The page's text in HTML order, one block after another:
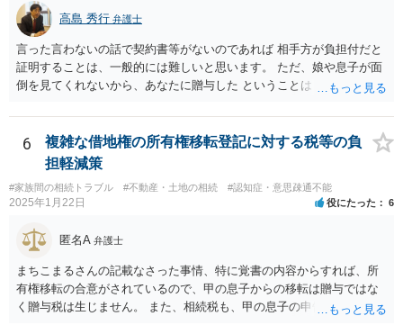
は低いと考えられます。 以上、ご参考になさってください。
高島 秀行 弁護士
言った言わないの話で契約書等がないのであれば 相手方が負担付だと
証明することは、一般的には難しいと思います。 ただ、娘や息子が面
倒を見てくれないから、あなたに贈与した ということは あなたは面倒
性はあります。 祖父は、なぜあなたが面倒を見ないと言ったのに贈与
してくれたのか ということが問題となる可能性はあります。 祖父が認
知症という診断を受ければ 贈与時に判断能力がなかったから無効だと
主張してくる可能性はあります。 それが通るかは、医師の診断時期と
診断内容によります。
6
複雑な借地権の所有権移転登記に対する税等の負
担軽減策
#家族間の相続トラブル #不動産・土地の相続 #認知症・意思疎通不能
2025年1月22日 役にたった 6
匿名A 弁護士
まちこまるさんの記載なさった事情、特に覚書の内容からすれば、所
有権移転の合意がされているので、甲の息子からの移転は贈与ではな
く贈与税は生じません。 また、相続税も、甲の息子の申告の内容の問